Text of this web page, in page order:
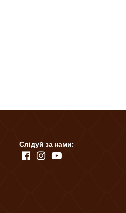
Слідуй за нами: